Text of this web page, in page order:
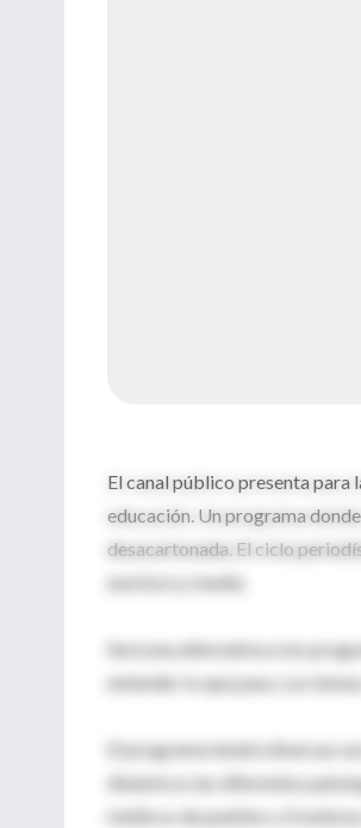
El canal público presenta para
educación. Un programa
desacartonada. El ciclo
una hora y media.
Será una alternativa a los
entender lo que pasa. Los
El programa tendrá diversas
dinámicos las diferentes
médicos de pueblos y